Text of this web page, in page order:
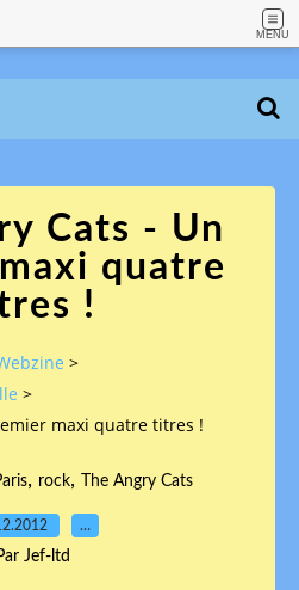
MENU
Cats - Un
quatre
!
>
>
maxi quatre titres !
, rock, The Angry Cats
…
Jef-ltd